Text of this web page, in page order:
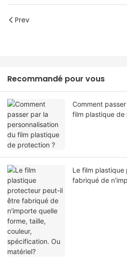
Prev
Recommandé pour vous
Comment
film plastique de
Le film
fabriqué de